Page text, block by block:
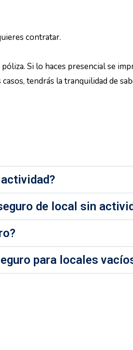
contratar.
Si lo haces presencial se
tendrás la tranquilidad de
de local sin
para locales